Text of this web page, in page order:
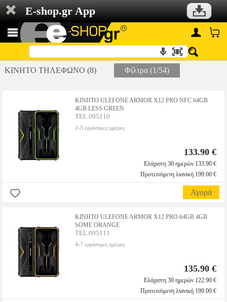
E-shop.gr App
ΚΙΝΗΤΟ ΤΗΛΕΦΩΝΟ (8) Φίλτρα (1/54)
ΚΙΝΗΤΟ ULEFONE ARMOR X12 PRO NFC 64GB
4GB LESS GREEN
TEL.095110
2-3 εργάσιμες ημέρες
133.90 €
Ελάχιστη 30 ημερών 133.90 €
Προτεινόμενη λιανική 199.00 €
Αγορά
ΚΙΝΗΤΟ ULEFONE ARMOR X12 PRO 64GB 4GB
SOME ORANGE
TEL.095111
4-7 εργάσιμες ημέρες
135.90 €
Ελάχιστη 30 ημερών 122.90 €
Προτεινόμενη λιανική 199.00 €